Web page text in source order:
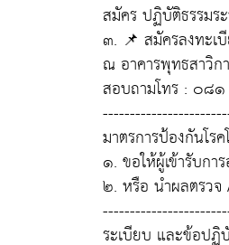
สมัคร ปฏิบัติธรรมร
๓. 📌 สมัครลงทะ
ณ อาคารพุทธสาวิก
สอบถามโทร : ๐๘
มาตรการป้องกันโร
๑. ขอให้ผู้เข้ารับก
๒. หรือ นำผลตรวจ
ระเบียบ และข้อปฏิ